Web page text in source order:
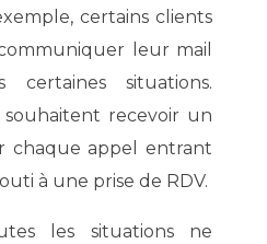
certains clients
leur mail
certaines situations.
souhaitent recevoir un
chaque appel entrant
à une prise de RDV.
les situations ne